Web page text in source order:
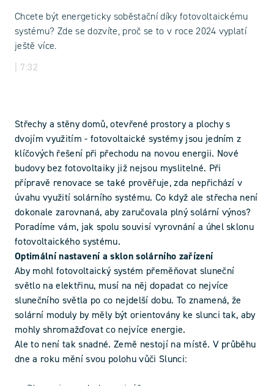
Chcete být energeticky soběstační díky fotovoltaickému
systému? Zde se dozvíte, proč se to v roce 2024 vyplatí
ještě více.
| 7:32
Střechy a stěny domů, otevřené prostory a plochy s
dvojím využitím - fotovoltaické systémy jsou jedním z
klíčových řešení při přechodu na novou energii. Nové
budovy bez fotovoltaiky již nejsou myslitelné. Při
přípravě renovace se také prověřuje, zda nepřichází v
úvahu využití solárního systému. Co když ale střecha není
dokonale zarovnaná, aby zaručovala plný solární výnos?
Poradíme vám, jak spolu souvisí vyrovnání a úhel sklonu
fotovoltaického systému.
Optimální nastavení a sklon solárního zařízení
Aby mohl fotovoltaický systém přeměňovat sluneční
světlo na elektřinu, musí na něj dopadat co nejvíce
slunečního světla po co nejdelší dobu. To znamená, že
solární moduly by měly být orientovány ke slunci tak, aby
mohly shromažďovat co nejvíce energie.
Ale to není tak snadné. Země nestojí na místě. V průběhu
dne a roku mění svou polohu vůči Slunci: